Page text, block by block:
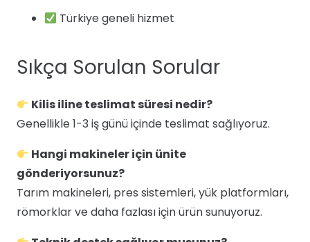
Türkiye geneli hizmet
Sıkça Sorulan Sorular
Kilis iline teslimat süresi nedir?
Genellikle 1-3 iş günü içinde teslimat sağlıyoruz.
Hangi makineler için ünite
gönderiyorsunuz?
Tarım makineleri, pres sistemleri, yük platformları,
römorklar ve daha fazlası için ürün sunuyoruz.